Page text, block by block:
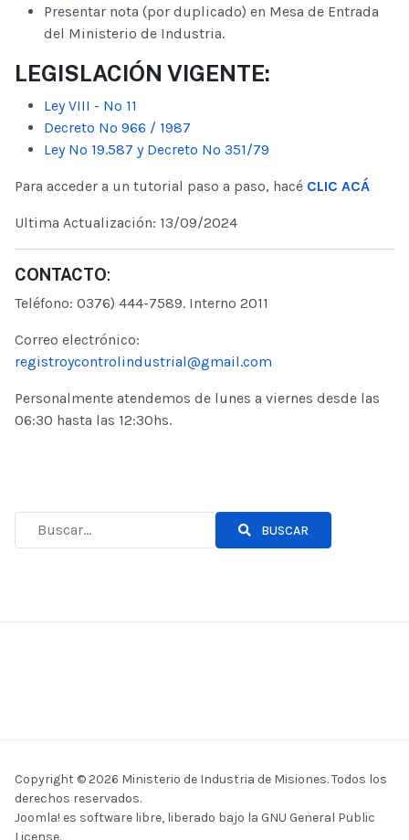
Presentar nota (por duplicado) en Mesa de Entrada
del Ministerio de Industria.
LEGISLACIÓN VIGENTE:
Ley VIII - Nº 11
Decreto Nº 966 / 1987
Ley Nº 19.587 y Decreto Nº 351/79
Para acceder a un tutorial paso a paso, hacé CLIC ACÁ
Ultima Actualización: 13/09/2024
CONTACTO:
Teléfono: 0376) 444-7589. Interno 2011
Correo electrónico:
registroycontrolindustrial@gmail.com
Personalmente atendemos de lunes a viernes desde las
06:30 hasta las 12:30hs.
BUSCAR
Copyright © 2026 Ministerio de Industria de Misiones. Todos los
derechos reservados.
Joomla! es software libre, liberado bajo la GNU General Public